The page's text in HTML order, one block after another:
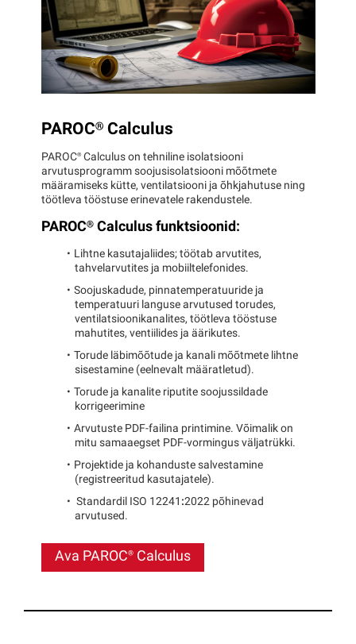
PAROC®Calculus
PAROC®Calculus on tehniline isolatsiooni
arvutusprogramm soojusisolatsiooni mõõtmete
määramiseks kütte, ventilatsiooni ja õhkjahutuse ning
töötleva tööstuse erinevatele rakendustele.
PAROC®Calculus funktsioonid:
Lihtne kasutajaliides; töötab arvutites,
tahvelarvutites ja mobiiltelefonides.
Soojuskadude, pinnatemperatuuride ja
temperatuuri languse arvutused torudes,
ventilatsioonikanalites, töötleva tööstuse
mahutites, ventiilides ja äärikutes.
Torude läbimõõtude ja kanali mõõtmete lihtne
sisestamine (eelnevalt määratletud).
Torude ja kanalite riputite soojussildade
korrigeerimine
Arvutuste PDF-failina printimine. Võimalik on
mitu samaaegset PDF-vormingus väljatrükki.
Projektide ja kohanduste salvestamine
(registreeritud kasutajatele).
Standardil ISO 12241 :2022 põhinevad
arvutused.
Ava PAROC®Calculus